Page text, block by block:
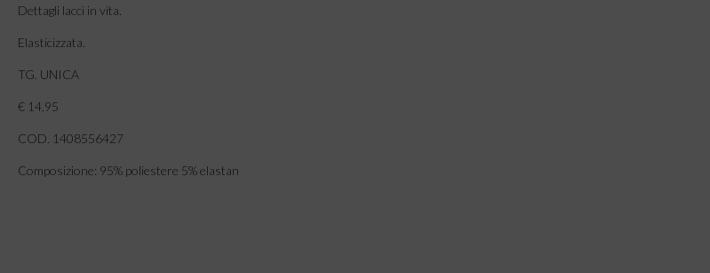
Dettagli lacci in vita.
Elasticizzata.
TG. UNICA
€ 14,95
COD. 1408556427
Composizione: 95% poliestere 5% elastan